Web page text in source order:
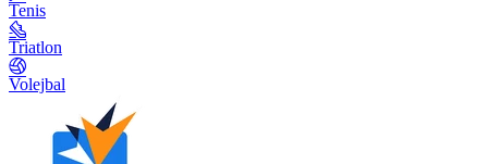
Tenis
Triatlon
Volejbal